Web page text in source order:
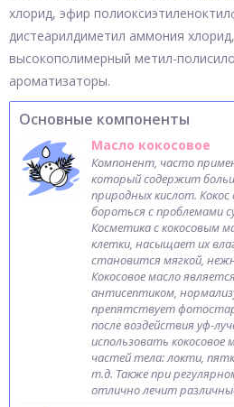
хлорид, эфир
дистеарилдиметил аммония
высокополимерный метил-
ароматизаторы.
Основные компоненты
Масло кокосовое
Компонент, часто
который содержит
природных кислот.
бороться с проблемами
Косметика с кокосовым
клетки, насыщает их
становится мягкой,
Кокосовое масло
антисептиком,
препятствует
после воздействия уф-
использовать кокосовое
частей тела: локти,
т.д. Также при
отлично лечит